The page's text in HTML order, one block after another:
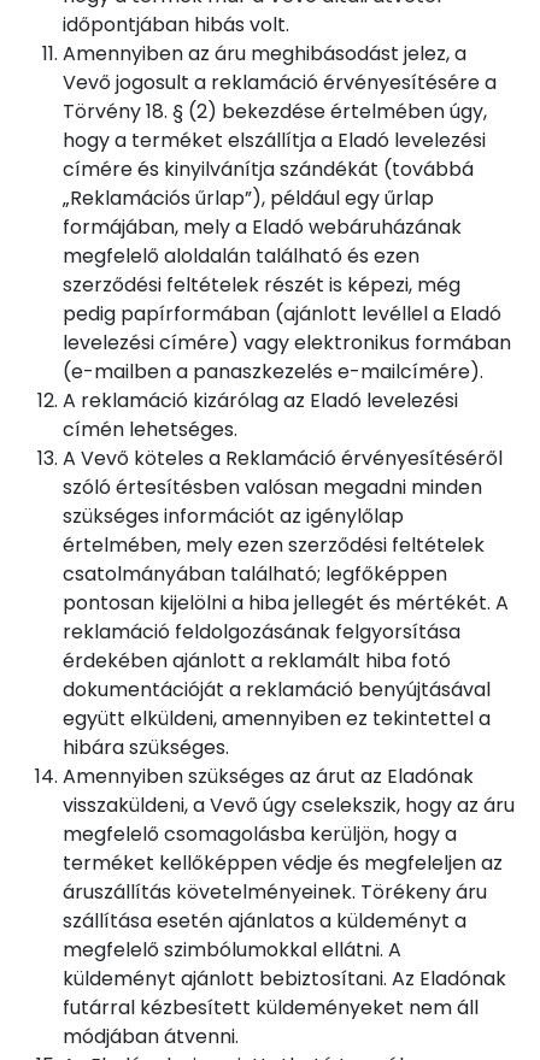
időpontjában hibás volt.
Amennyiben az áru meghibásodást jelez, a
Vevő jogosult a reklamáció érvényesítésére a
Törvény 18. § (2) bekezdése értelmében úgy,
hogy a terméket elszállítja a Eladó levelezési
címére és kinyilvánítja szándékát (továbbá
„Reklamációs űrlap”), például egy űrlap
formájában, mely a Eladó webáruházának
megfelelő aloldalán található és ezen
szerződési feltételek részét is képezi, még
pedig papírformában (ajánlott levéllel a Eladó
levelezési címére) vagy elektronikus formában
(e-mailben a panaszkezelés e-mailcímére).
A reklamáció kizárólag az Eladó levelezési
címén lehetséges.
A Vevő köteles a Reklamáció érvényesítéséről
szóló értesítésben valósan megadni minden
szükséges információt az igénylőlap
értelmében, mely ezen szerződési feltételek
csatolmányában található; legfőképpen
pontosan kijelölni a hiba jellegét és mértékét. A
reklamáció feldolgozásának felgyorsítása
érdekében ajánlott a reklamált hiba fotó
dokumentációját a reklamáció benyújtásával
együtt elküldeni, amennyiben ez tekintettel a
hibára szükséges.
Amennyiben szükséges az árut az Eladónak
visszaküldeni, a Vevő úgy cselekszik, hogy az áru
megfelelő csomagolásba kerüljön, hogy a
terméket kellőképpen védje és megfeleljen az
áruszállítás követelményeinek. Törékeny áru
szállítása esetén ajánlatos a küldeményt a
megfelelő szimbólumokkal ellátni. A
küldeményt ajánlott bebiztosítani. Az Eladónak
futárral kézbesített küldeményeket nem áll
módjában átvenni.